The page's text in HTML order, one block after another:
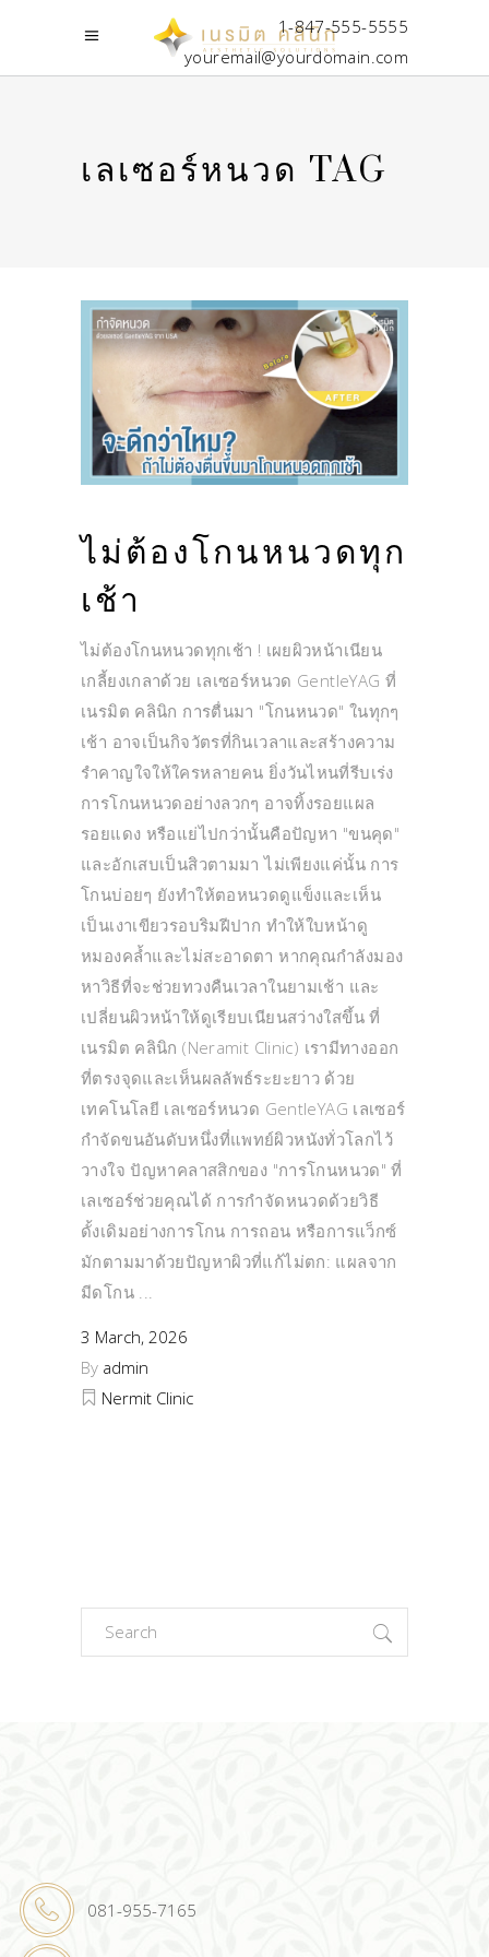
1-847-555-5555
youremail@yourdomain.com
เลเซอร์หนวด TAG
ไม่ต้องโกนหนวดทุก
เช้า
ไม่ต้องโกนหนวดทุกเช้า ! เผยผิวหน้าเนียน
เกลี้ยงเกลาด้วย เลเซอร์หนวด GentleYAG ที่
เนรมิต คลินิก การตื่นมา "โกนหนวด" ในทุกๆ
เช้า อาจเป็นกิจวัตรที่กินเวลาและสร้างความ
รำคาญใจให้ใครหลายคน ยิ่งวันไหนที่รีบเร่ง
การโกนหนวดอย่างลวกๆ อาจทิ้งรอยแผล
รอยแดง หรือแย่ไปกว่านั้นคือปัญหา "ขนคุด"
และอักเสบเป็นสิวตามมา ไม่เพียงแค่นั้น การ
โกนบ่อยๆ ยังทำให้ตอหนวดดูแข็งและเห็น
เป็นเงาเขียวรอบริมฝีปาก ทำให้ใบหน้าดู
หมองคล้ำและไม่สะอาดตา หากคุณกำลังมอง
หาวิธีที่จะช่วยทวงคืนเวลาในยามเช้า และ
เปลี่ยนผิวหน้าให้ดูเรียบเนียนสว่างใสขึ้น ที่
เนรมิต คลินิก (Neramit Clinic) เรามีทางออก
ที่ตรงจุดและเห็นผลลัพธ์ระยะยาว ด้วย
เทคโนโลยี เลเซอร์หนวด GentleYAG เลเซอร์
กำจัดขนอันดับหนึ่งที่แพทย์ผิวหนังทั่วโลกไว้
วางใจ ปัญหาคลาสสิกของ "การโกนหนวด" ที่
เลเซอร์ช่วยคุณได้ การกำจัดหนวดด้วยวิธี
ดั้งเดิมอย่างการโกน การถอน หรือการแว็กซ์
มักตามมาด้วยปัญหาผิวที่แก้ไม่ตก: แผลจาก
มีดโกน
3 March, 2026
By admin
Nermit Clinic
Search
for:
081-955-7165